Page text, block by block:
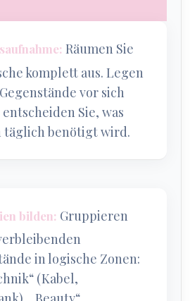
Räumen Sie
komplett aus. Legen
vor sich
Sie, was
benötigt wird.
bilden: Gruppieren
in logische Zonen:
(Kabel,